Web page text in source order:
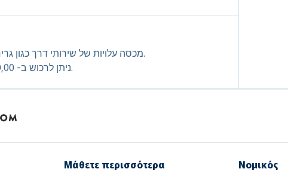
מכסה עלויות של שירותי דרך כגון גרירה, דלק ונעילת מפתח.
ניתן לרכוש ב- 10,00 $ - 15,00 $ ליום.
Μάθετε περισσότερα
Νομικός